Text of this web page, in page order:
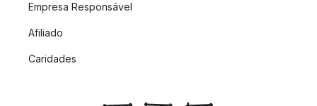
Empresa Responsável
Afiliado
Caridades